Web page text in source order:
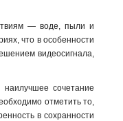
— воде, пыли и
что в особенности
видеосигнала,
сочетание
отметить то,
в сохранности